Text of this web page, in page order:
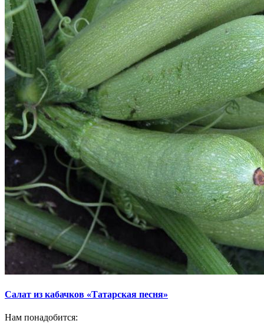
Салат из кабачков «Татарская песня»
Нам понадобится: